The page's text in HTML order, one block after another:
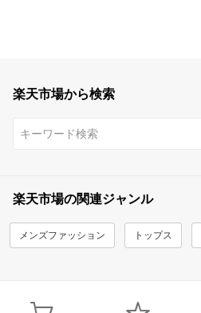
楽天市場から検索
楽天市場の関連ジャンル
メンズファッション トップス